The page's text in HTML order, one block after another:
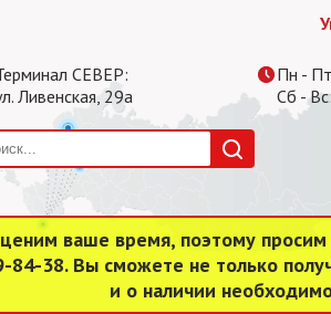
СЕВЕР:
Ливенская, 29а
Пн -
Сб -
ваше время, поэтому
84-38. Вы сможете не только
и о наличии